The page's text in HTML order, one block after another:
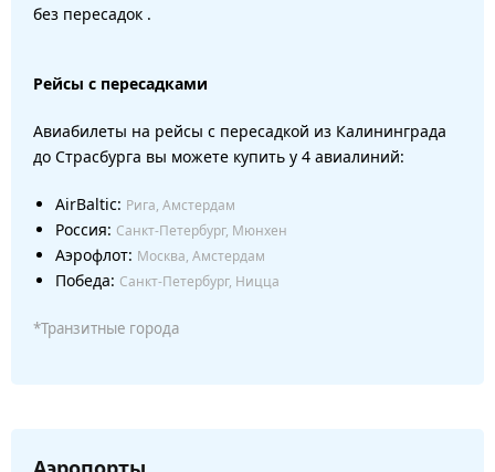
без пересадок .
Рейсы с пересадками
Авиабилеты на рейсы с пересадкой из Калининграда
до Страсбурга вы можете купить у 4 авиалиний:
AirBaltic: Рига, Амстердам
Россия: Санкт-Петербург, Мюнхен
Аэрофлот: Москва, Амстердам
Победа: Санкт-Петербург, Ницца
*Транзитные города